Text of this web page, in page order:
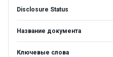
Disclosure Status
Название документа
Ключевые слова